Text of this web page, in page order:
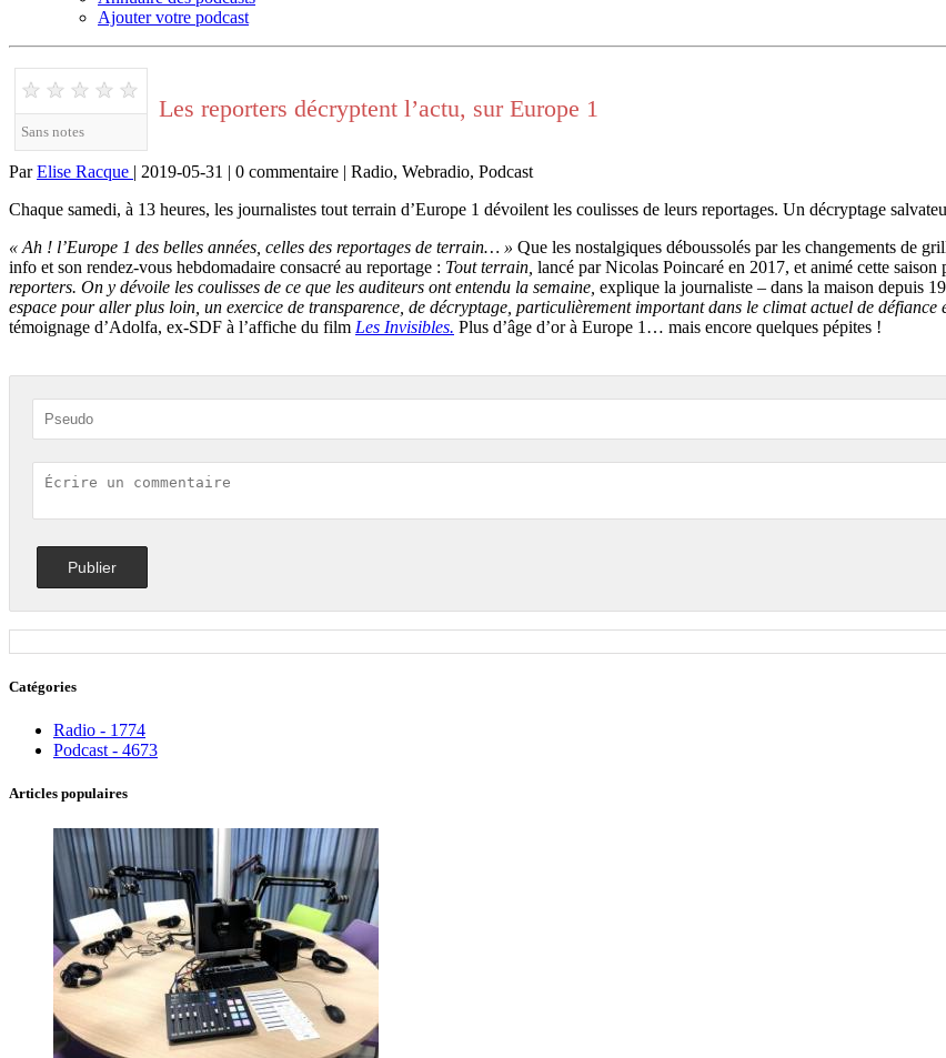
Ajouter votre podcast
★ ★ ★ ★ ★
Sans notes
Les reporters décryptent l’actu, sur Europe 1
ParElise Racque | 2019-05-31 | 0 commentaire | Radio, Webradio, Podcast
Chaque samedi, à 13 heures, les journalistes tout terrain d’Europe 1 dévoilent les coulisses de leurs reportages. Un décryptage
« Ah ! l’Europe 1 des belles années, celles des reportages de terrain… » Que les nostalgiques déboussolés par les changements de
info et son rendez-vous hebdomadaire consacré au reportage : Tout terrain, lancé par Nicolas Poincaré en 2017, et animé cette
reporters. On y dévoile les coulisses de ce que les auditeurs ont entendu la semaine, explique la journaliste – dans la maison depuis
espace pour aller plus loin, un exercice de transparence, de décryptage, particulièrement important dans le climat actuel de défiance
témoignage d’Adolfa, ex-SDF à l’affiche du film Les Invisibles. Plus d’âge d’or à Europe 1… mais encore quelques pépites !
Catégories
Radio - 1774
Podcast - 4673
Articles populaires